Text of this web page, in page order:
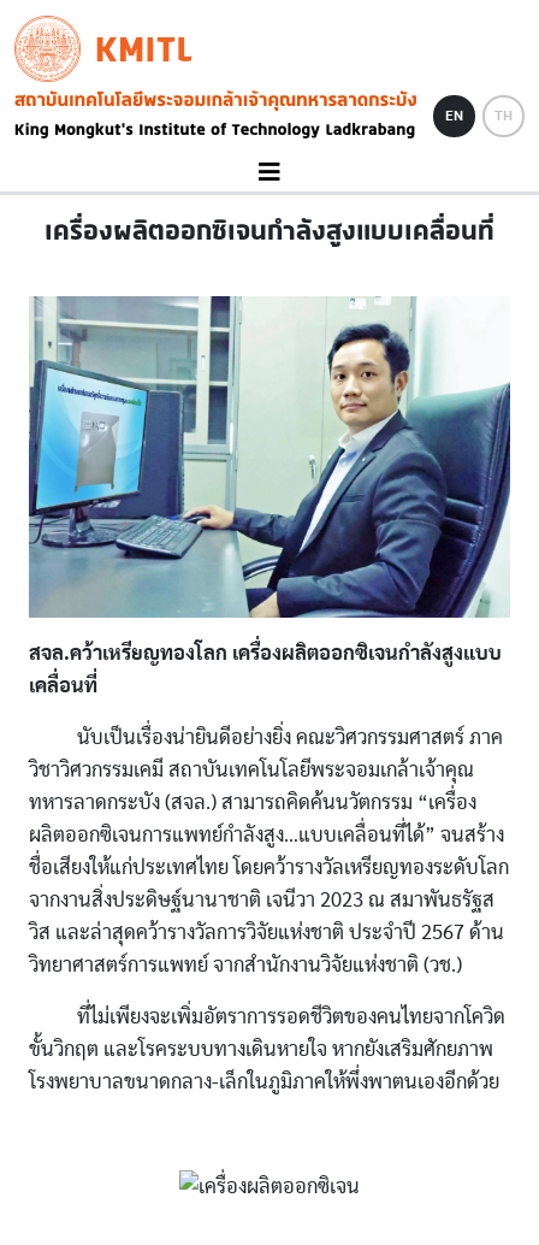
Skip to main content
KMITL
Image
EN TH
เครื่องผลิตออกซิเจนกำลังสูงแบบเคลื่อนที่
สจล.คว้าเหรียญทองโลก เครื่องผลิตออกซิเจนกำลังสูงแบบ
เคลื่อนที่
นับเป็นเรื่องน่ายินดีอย่างยิ่ง คณะวิศวกรรมศาสตร์ ภาค
วิชาวิศวกรรมเคมี สถาบันเทคโนโลยีพระจอมเกล้าเจ้าคุณ
ทหารลาดกระบัง (สจล.) สามารถคิดค้นนวัตกรรม “เครื่อง
ผลิตออกซิเจนการแพทย์กำลังสูง…แบบเคลื่อนที่ได้” จนสร้าง
ชื่อเสียงให้แก่ประเทศไทย โดยคว้ารางวัลเหรียญทองระดับโลก
จากงานสิ่งประดิษฐ์นานาชาติ เจนีวา 2023 ณ สมาพันธรัฐส
วิส และล่าสุดคว้ารางวัลการวิจัยแห่งชาติ ประจำปี 2567 ด้าน
วิทยาศาสตร์การแพทย์ จากสำนักงานวิจัยแห่งชาติ (วช.)
ที่ไม่เพียงจะเพิ่มอัตราการรอดชีวิตของคนไทยจากโควิด
ขั้นวิกฤต และโรคระบบทางเดินหายใจ หากยังเสริมศักยภาพ
โรงพยาบาลขนาดกลาง-เล็กในภูมิภาคให้พึ่งพาตนเองอีกด้วย